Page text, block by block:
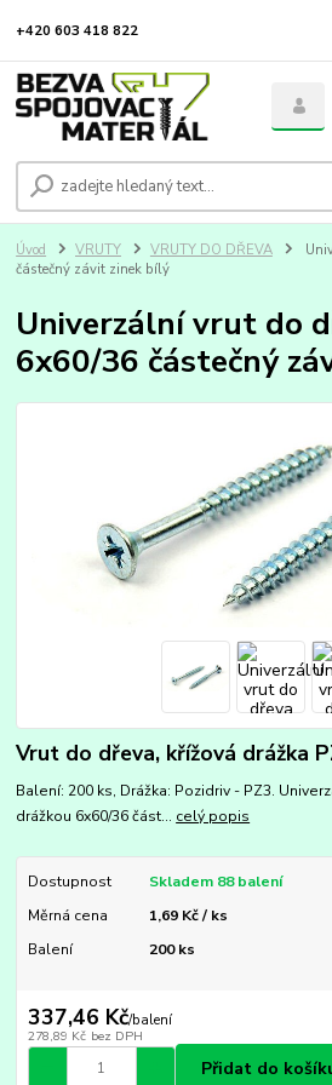
+420 603 418 822
Úvod VRUTY VRUTY DO DŘEVA
částečný závit zinek bílý
Univerzální vrut do
6x60/36 částečný
Vrut do dřeva, křížová drážka
Balení: 200 ks, Drážka: Pozidriv - PZ3.
drážkou 6x60/36 část... celý popis
Dostupnost
Skladem 88 balení
Měrná cena
1,69 Kč / ks
Balení
200 ks
337,46 Kč/balení
278,89 Kč bez DPH
Přidat do